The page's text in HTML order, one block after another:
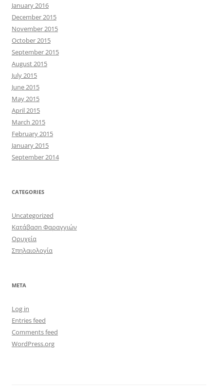
January 2016
December 2015
November 2015
October 2015
September 2015
August 2015
July 2015
June 2015
May 2015
April 2015
March 2015
February 2015
January 2015
September 2014
CATEGORIES
Uncategorized
Κατάβαση Φαραγγιών
Ορυχεία
Σπηλαιολογία
META
Log in
Entries feed
Comments feed
WordPress.org